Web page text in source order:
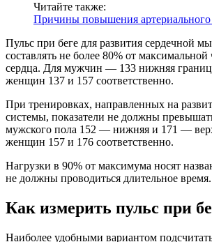
Читайте также:
Причины повышения артериального
Пульс при беге для развития сердечной
составлять не более 80% от
сердца. Для мужчин — 133 нижняя
женщин 137 и 157 соответственно.
При тренировках, направленных на
системы, показатели не должны
мужского пола 152 — нижняя и 171 —
женщин 157 и 176 соответственно.
Нагрузки в 90% от максимума носят
не должны проводиться длительное время.
Как измерить пульс при
Наиболее удобными вариантом